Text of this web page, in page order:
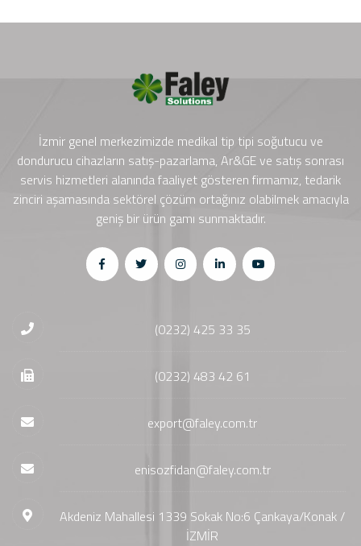
İzmir genel merkezimizde medikal tip tipi soğutucu ve
dondurucu cihazların satış-pazarlama, Ar&GE ve satış sonrası
servis hizmetleri alanında faaliyet gösteren firmamız, tedarik
zinciri aşamasında sektörel çözüm ortağınız olabilmek amacıyla
geniş bir ürün gamı sunmaktadır.
(0232) 425 33 35
(0232) 483 42 61
export@faley.com.tr
enisozfidan@faley.com.tr
Akdeniz Mahallesi 1339 Sokak No:6 Çankaya/Konak /
İZMİR